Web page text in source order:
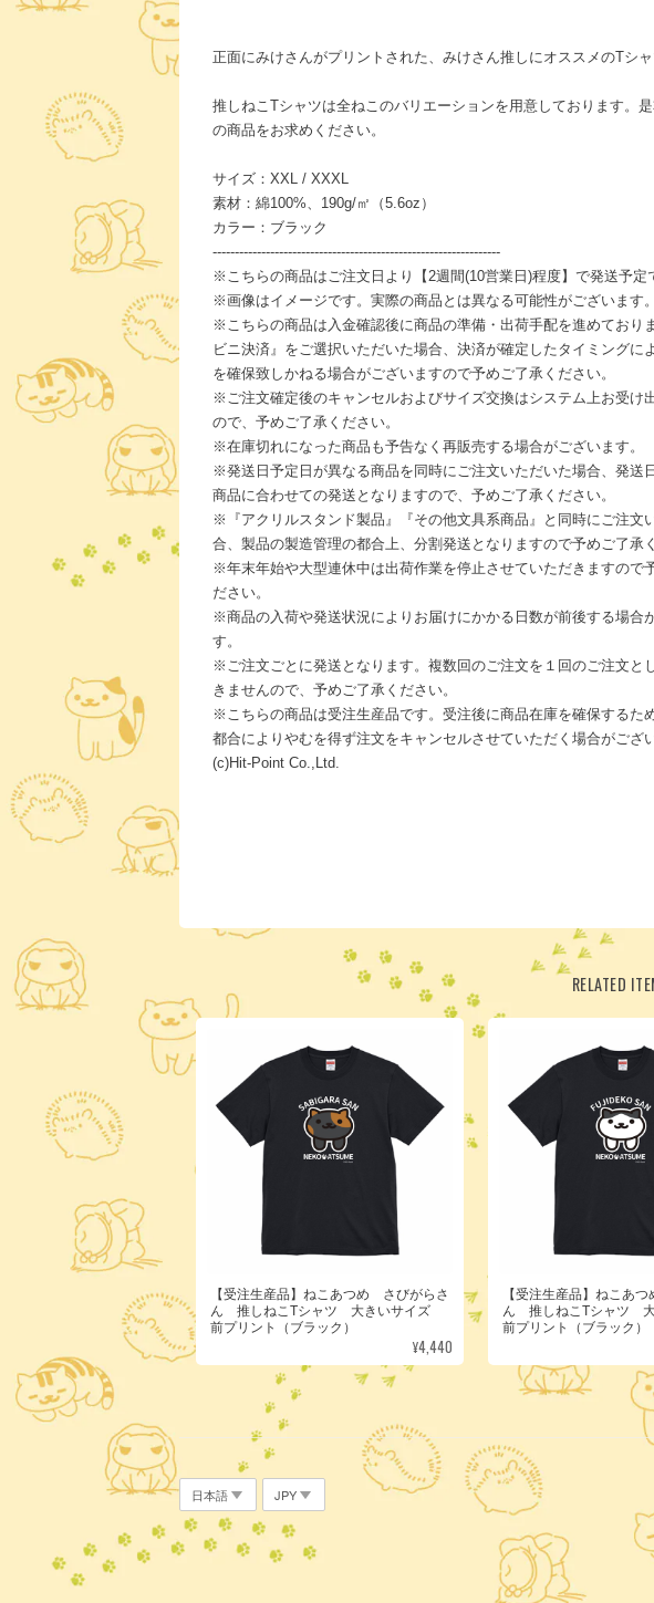
正面にみけさんがプリントされた、みけさん推しにオススメのTシ
推しねこTシャツは全ねこのバリエーションを用意しております。
の商品をお求めください。
サイズ：XXL / XXXL
素材：綿100%、190g/㎡（5.6oz）
カラー：ブラック
-----------------------------------------------------------------
※こちらの商品はご注文日より【2週間(10営業日)程度】で発送予定
※画像はイメージです。実際の商品とは異なる可能性がございます。
※こちらの商品は入金確認後に商品の準備・出荷手配を進めており
ビニ決済』をご選択いただいた場合、決済が確定したタイミングに
を確保致しかねる場合がございますので予めご了承ください。
※ご注文確定後のキャンセルおよびサイズ交換はシステム上お受け
ので、予めご了承ください。
※在庫切れになった商品も予告なく再販売する場合がございます。
※発送日予定日が異なる商品を同時にご注文いただいた場合、発送
商品に合わせての発送となりますので、予めご了承ください。
※『アクリルスタンド製品』『その他文具系商品』と同時にご注文
合、製品の製造管理の都合上、分割発送となりますので予めご了承
※年末年始や大型連休中は出荷作業を停止させていただきますので
ださい。
※商品の入荷や発送状況によりお届けにかかる日数が前後する場合
す。
※ご注文ごとに発送となります。複数回のご注文を１回のご注文と
きませんので、予めご了承ください。
※こちらの商品は受注生産品です。受注後に商品在庫を確保するた
都合によりやむを得ず注文をキャンセルさせていただく場合がござ
(c)Hit-Point Co.,Ltd.
RELATED
【受注生産品】ねこあつめ さびがらさ
ん 推しねこTシャツ 大きいサイズ
前プリント（ブラック）
¥4,440
【受注生産品】ねこあ
ん 推しねこTシャツ
前プリント（ブラック）